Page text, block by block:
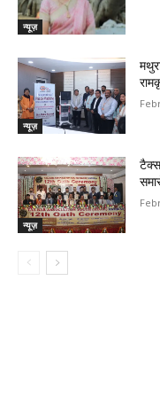
न्यूज़
न्यूज़
न्यूज़